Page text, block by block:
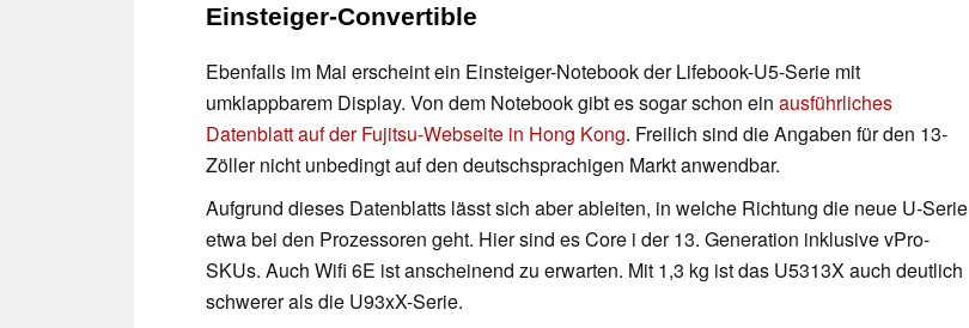
Einsteiger-Convertible
Ebenfalls im Mai erscheint ein Einsteiger-Notebook der Lifebook-U5-Serie mit
umklappbarem Display. Von dem Notebook gibt es sogar schon ein ausführliches
Datenblatt auf der Fujitsu-Webseite in Hong Kong. Freilich sind die Angaben für den 13-
Zöller nicht unbedingt auf den deutschsprachigen Markt anwendbar.
Aufgrund dieses Datenblatts lässt sich aber ableiten, in welche Richtung die neue U-Serie
etwa bei den Prozessoren geht. Hier sind es Core i der 13. Generation inklusive vPro-
SKUs. Auch Wifi 6E ist anscheinend zu erwarten. Mit 1,3 kg ist das U5313X auch deutlich
schwerer als die U93xX-Serie.